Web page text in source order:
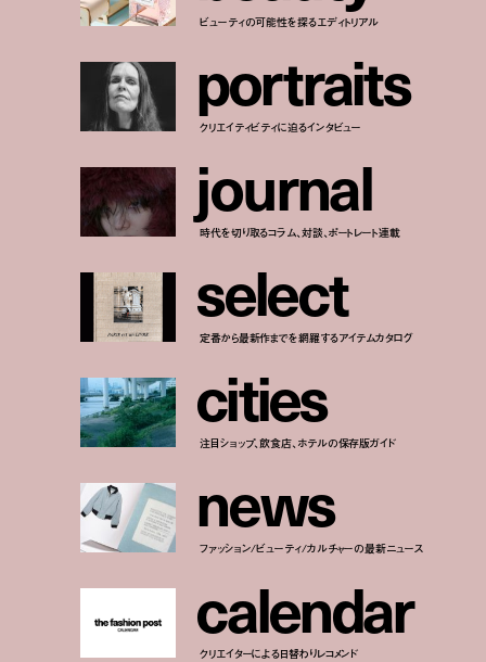
ビューティの可能性を探るエディトリアル
portraits
クリエイティビティに迫るインタビュー
journal
時代を切り取るコラム、対談、ポートレート連載
select
定番から最新作までを網羅するアイテムカタログ
cities
注目ショップ、飲食店、ホテルの保存版ガイド
news
ファッション/ビューティ/カルチャーの最新ニュース
calendar
クリエイターによる日替わりレコメンド